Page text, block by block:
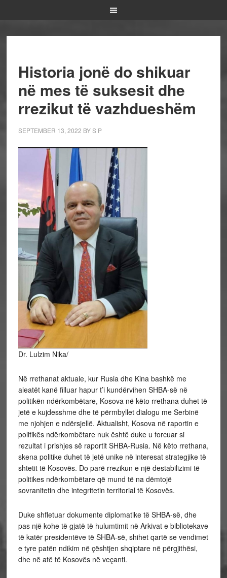
Historia jonë do shikuar
në mes të suksesit dhe
rrezikut të vazhdueshëm
SEPTEMBER 13, 2022 BYS P
Dr. Lulzim Nika/
Në rrethanat aktuale, kur Rusia dhe Kina bashkë me
aleatët kanë filluar hapur t’i kundërvihen SHBA-së në
politikën ndërkombëtare, Kosova në këto rrethana duhet të
jetë e kujdesshme dhe të përmbyllet dialogu me Serbinë
me njohjen e ndërsjellë. Aktualisht, Kosova në raportin e
politikës ndërkombëtare nuk është duke u forcuar si
rezultat i prishjes së raportit SHBA-Rusia. Në këto rrethana,
skena politike duhet të jetë unike në interesat strategjike të
shtetit të Kosovës. Do parë rrezikun e një destabilizimi të
politikes ndërkombëtare që mund të na dëmtojë
sovranitetin dhe integritetin territorial të Kosovës.
Duke shfletuar dokumente diplomatike të SHBA-së, dhe
pas një kohe të gjatë të hulumtimit në Arkivat e bibliotekave
të katër presidentëve të SHBA-së, shihet qartë se vendimet
e tyre patën ndikim në çështjen shqiptare në përgjithësi,
dhe në atë të Kosovës në veçanti.